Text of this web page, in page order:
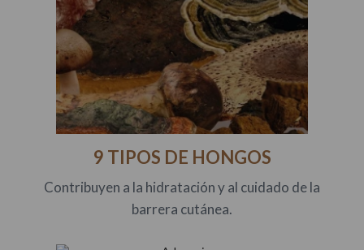
9 TIPOS DE HONGOS
Contribuyen a la hidratación y al cuidado de la
barrera cutánea.